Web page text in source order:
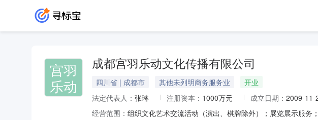
宫羽
乐动
成都宫羽乐动文化传播有限公司
四川省 | 成都市 其他未列明商务服务业
开业
法定代表人： 张琳 注册资本： 1000万元 成立日期： 2009-11-
经营范围：